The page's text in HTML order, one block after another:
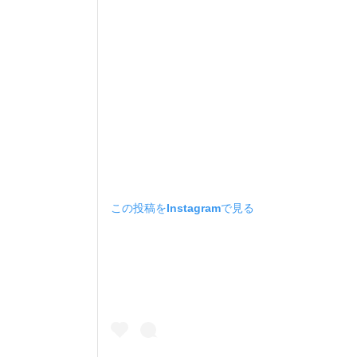
この投稿をInstagramで見る